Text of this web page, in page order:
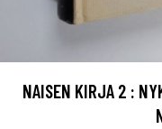
NAISEN KIRJA 2 :